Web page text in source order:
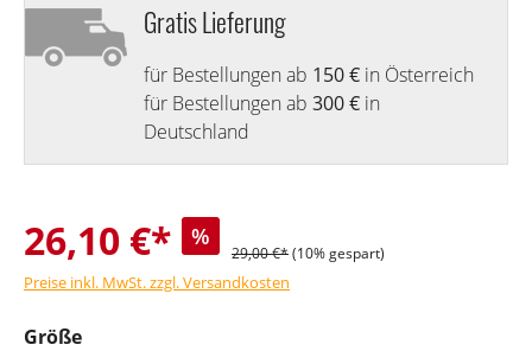
Gratis Lieferung
für Bestellungen ab 150 € in Österreich
für Bestellungen ab 300 € in
Deutschland
26,10 €* %
29,00 €*(10% gespart)
Preise inkl. MwSt. zzgl. Versandkosten
Größe